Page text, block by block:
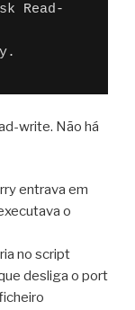
Read-
write. Não há
entrava em
o
no script
desliga o port